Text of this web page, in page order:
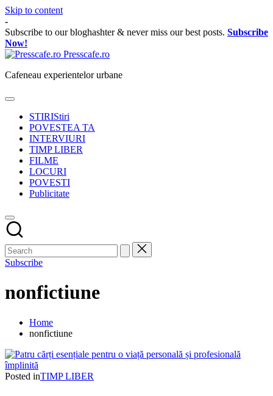
Skip to content
-
Subscribe to our bloghashter & never miss our best posts. Subscribe
Now!
Presscafe.ro
Cafeneau experientelor urbane
STIRIStiri
POVESTEA TA
INTERVIURI
TIMP LIBER
FILME
LOCURI
POVESTI
Publicitate
Subscribe
nonfictiune
Home
nonfictiune
Posted inTIMP LIBER